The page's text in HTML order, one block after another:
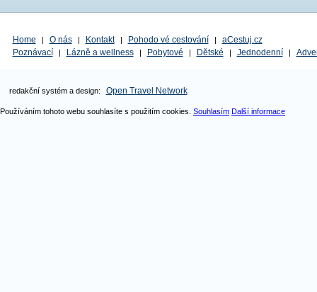
Home | O nás | Kontakt | Pohodo vé cestování |
aCestuj.cz
Poznávací
| Lázně a wellness | Pobytové | Dětské | Jednodenní |
redakční systém a design: Open Travel Network
Používáním tohoto webu souhlasíte s použitím cookies. Souhlasím Další informace